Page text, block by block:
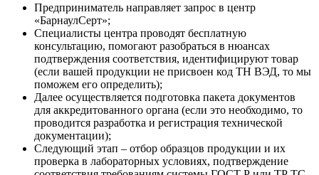
Предприниматель направляет запрос в центр
«БарнаулСерт»;
Специалисты центра проводят бесплатную
консультацию, помогают разобраться в нюансах
подтверждения соответствия, идентифицируют товар
(если вашей продукции не присвоен код ТН ВЭД, то мы
поможем его определить);
Далее осуществляется подготовка пакета документов
для аккредитованного органа (если это необходимо, то
проводится разработка и регистрация технической
документации);
Следующий этап – отбор образцов продукции и их
проверка в лабораторных условиях, подтверждение